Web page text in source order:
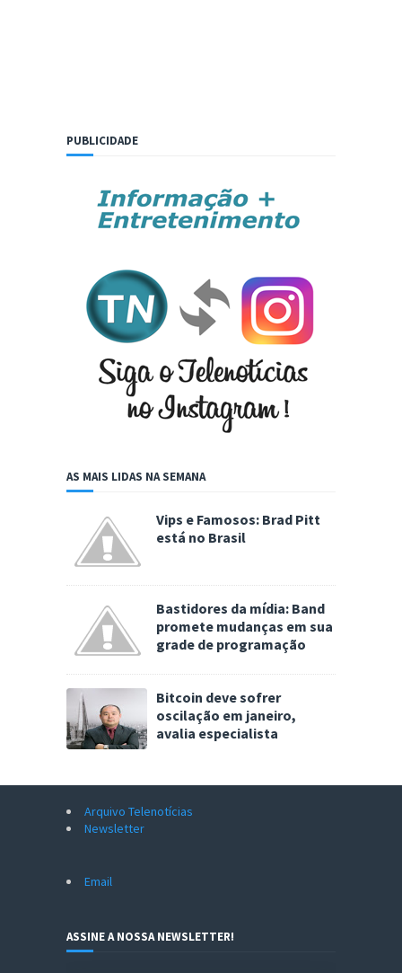
PUBLICIDADE
AS MAIS LIDAS NA SEMANA
Vips e Famosos: Brad Pitt
está no Brasil
Bastidores da mídia: Band
promete mudanças em sua
grade de programação
Bitcoin deve sofrer
oscilação em janeiro,
avalia especialista
Arquivo Telenotícias
Newsletter
Email
ASSINE A NOSSA NEWSLETTER!